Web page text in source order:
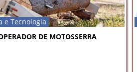
e Tecnologia
DE MOTOSSERRA